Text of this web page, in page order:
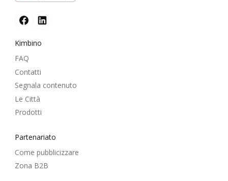
Kimbino
FAQ
Contatti
Segnala contenuto
Le Città
Prodotti
Partenariato
Come pubblicizzare
Zona B2B